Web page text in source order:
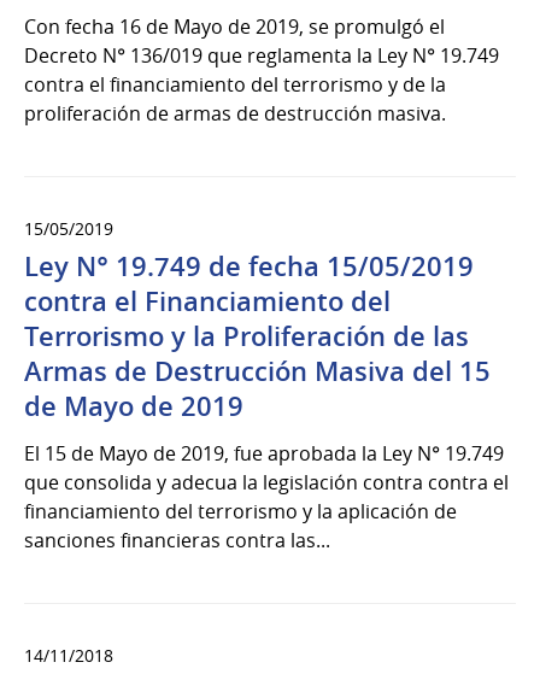
Con fecha 16 de Mayo de 2019, se promulgó el
Decreto N° 136/019 que reglamenta la Ley N° 19.749
contra el financiamiento del terrorismo y de la
proliferación de armas de destrucción masiva.
15/05/2019
Ley N° 19.749 de fecha 15/05/2019
contra el Financiamiento del
Terrorismo y la Proliferación de las
Armas de Destrucción Masiva del 15
de Mayo de 2019
El 15 de Mayo de 2019, fue aprobada la Ley N° 19.749
que consolida y adecua la legislación contra contra el
financiamiento del terrorismo y la aplicación de
sanciones financieras contra las...
14/11/2018